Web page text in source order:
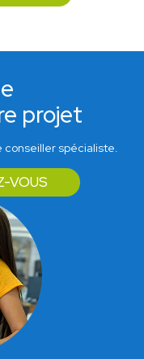
projet
conseiller spécialiste.
VOUS